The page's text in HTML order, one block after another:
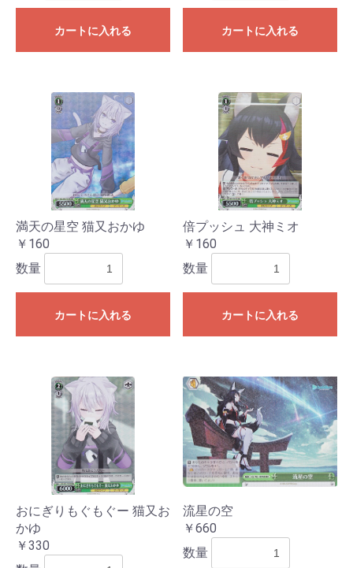
カートに入れる カートに入れる
満天の星空 猫又おかゆ
￥160
数量
カートに入れる
倍プッシュ 大神ミオ
￥160
数量
カートに入れる
おにぎりもぐもぐー 猫又お
かゆ
￥330
流星の空
￥660
数量